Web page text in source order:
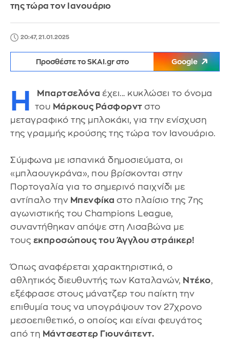
της τώρα τον Ιανουάριο
20:47, 21.01.2025
Προσθέστε το SKAI.gr στο Google
Η Μπαρτσελόνα έχει... κυκλώσει το όνομα
του Μάρκους Ράσφορντ στο
μεταγραφικό της μπλοκάκι, για την ενίσχυση
της γραμμής κρούσης της τώρα τον Ιανουάριο.
Σύμφωνα με ισπανικά δημοσιεύματα, οι
«μπλαουγκράνα», που βρίσκονται στην
Πορτογαλία για το σημερινό παιχνίδι με
αντίπαλο την Μπενφίκα στο πλαίσιο της 7ης
αγωνιστικής του Champions League,
συναντήθηκαν απόψε στη Λισαβώνα με
τους εκπροσώπους του Άγγλου στράικερ!
Όπως αναφέρεται χαρακτηριστικά, ο
αθλητικός διευθυντής των Καταλανών, Ντέκο,
εξέφρασε στους μάνατζερ του παίκτη την
επιθυμία τους να υπογράψουν τον 27χρονο
μεσοεπιθετικό, ο οποίος και είναι φευγάτος
από τη Μάντσεστερ Γιουνάιτεντ.